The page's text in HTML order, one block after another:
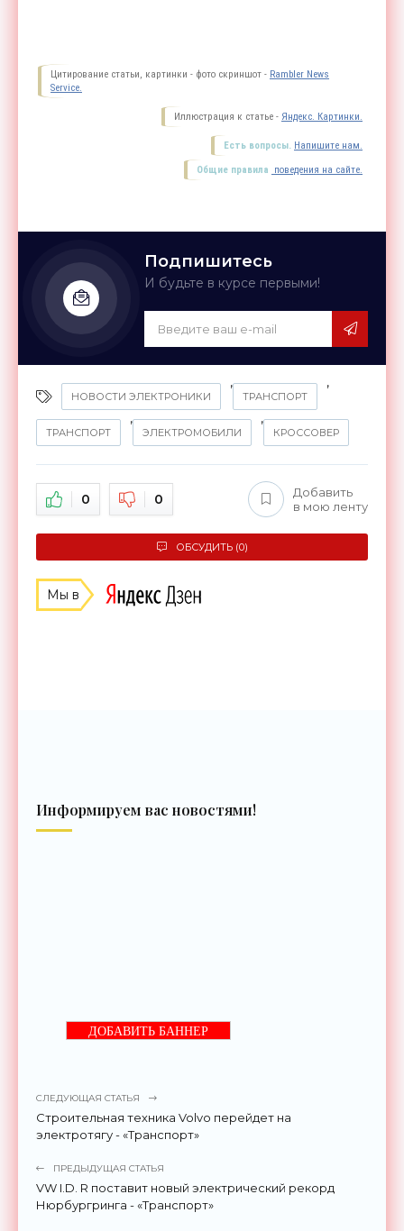
Цитирование статьи, картинки - фото скриншот - Rambler News
Service.
Иллюстрация к статье - Яндекс. Картинки.
Есть вопросы. Напишите нам.
Общие правила поведения на сайте.
Подпишитесь
И будьте в курсе первыми!
НОВОСТИ ЭЛЕКТРОНИКИ
,
ТРАНСПОРТ
,
ТРАНСПОРТ
,
ЭЛЕКТРОМОБИЛИ
,
КРОССОВЕР
0 0
Добавить
в мою ленту
ОБСУДИТЬ (0)
Мы в
Информируем вас новостями!
ДОБАВИТЬ БАННЕР
СЛЕДУЮЩАЯ СТАТЬЯ
Строительная техника Volvo перейдет на
электротягу - «Транспорт»
ПРЕДЫДУЩАЯ СТАТЬЯ
VW I.D. R поставит новый электрический рекорд
Нюрбургринга - «Транспорт»